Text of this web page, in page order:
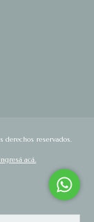
derechos reservados.
ingresá acá.